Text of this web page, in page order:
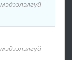
мэдээлэлгүй
мэдээлэлгүй